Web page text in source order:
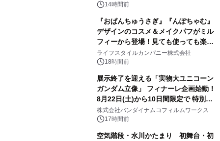
14時間前
『おぱんちゅうさぎ』『んぽちゃむ』
デザインのコスメ＆メイクパフがミル
フィーから登場！見ても使っても楽し
い、ポップでキュートなコレクショ
ン。
ライフスタイルカンパニー株式会社
18時間前
展示終了を迎える「実物大ユニコーン
ガンダム立像」 フィナーレ企画始動！
8月22日(土)から10日間限定で 特別映
像『UNICORN GUNDAM Statue ―
BEYOND POSSIBILITY ―』を上映！
株式会社バンダイナムコフィルムワークス
17時間前
空気階段・水川かたまり 初舞台・初